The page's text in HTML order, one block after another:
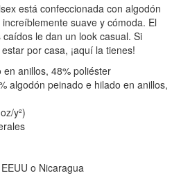
está confeccionada con algodón
suave y cómoda. El
le dan un look casual. Si
por casa, ¡aquí la tienes!
en anillos, 48% poliéster
algodón peinado e hilado en anillos,
y²)
o Nicaragua